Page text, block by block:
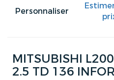
Personnaliser
MITSUBISHI
2.5 TD 136